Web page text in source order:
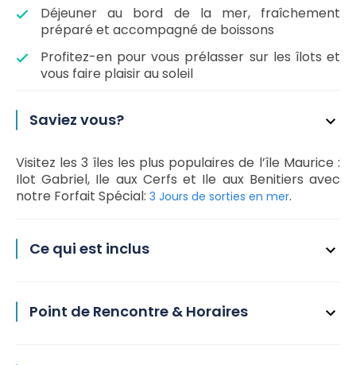
Déjeuner au bord de la mer, fraîchement
préparé et accompagné de boissons
Profitez-en pour vous prélasser sur les îlots et
vous faire plaisir au soleil
Saviez vous?
Visitez les 3 îles les plus populaires de l’île Maurice :
Ilot Gabriel, Ile aux Cerfs et Ile aux Benitiers avec
notre Forfait Spécial: 3 Jours de sorties en mer.
Ce qui est inclus
Point de Rencontre & Horaires